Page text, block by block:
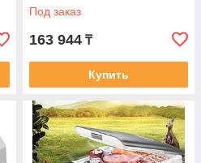
Под заказ
163 944 ₸
Купить